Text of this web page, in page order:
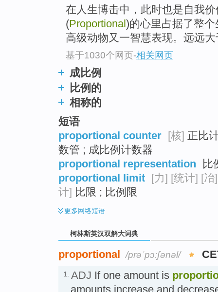
在人生博击中，此时也是自我
(Proportional)的心里占据了整
高级动物又一智慧表现。远远
基于1030个网页-相关网页
成比例
比例的
相称的
短语
proportional counter [核] 正比
数管 ; 成比例计数器
proportional representation
比
proportional limit [力] [统计] [冶]
计] 比限 ; 比例限
更多网络短语
柯林斯英汉双解大词典
proportional /prəˈpɔːʃənəl/
1. ADJ If one amount is
amounts increase and